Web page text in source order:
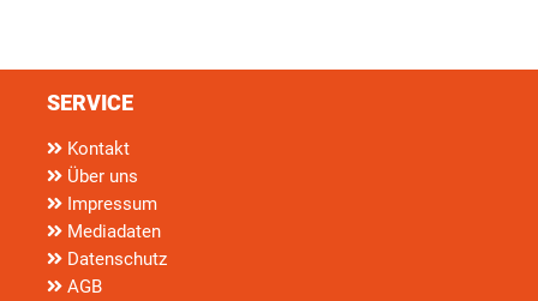
SERVICE
Kontakt
Über uns
Impressum
Mediadaten
Datenschutz
AGB